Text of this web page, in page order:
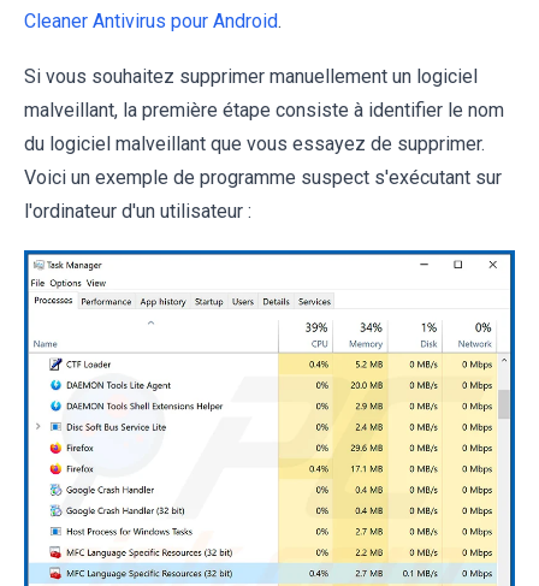
Cleaner Antivirus pour Android.
Si vous souhaitez supprimer manuellement un logiciel
malveillant, la première étape consiste à identifier le nom
du logiciel malveillant que vous essayez de supprimer.
Voici un exemple de programme suspect s'exécutant sur
l'ordinateur d'un utilisateur :